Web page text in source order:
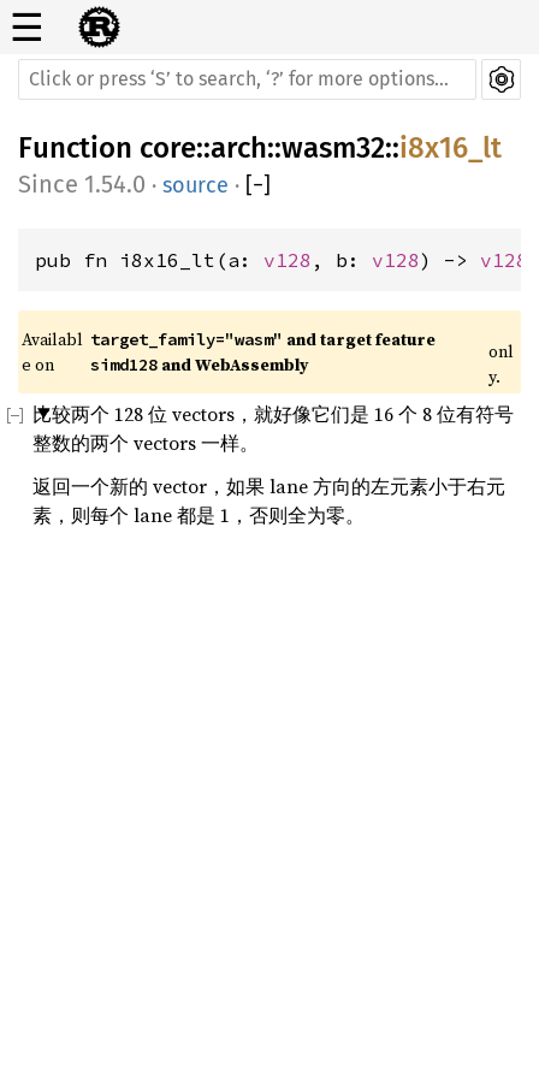
☰
Function core::arch::wasm32::i8x16_lt
1.54.0 · source · [−]
pub fn i8x16_lt(a: v128 , b: v128) -> v128
Availabl
e on
target_family="wasm" and target feature
simd128 and WebAssembly
onl
y.
比较两个 128 位 vectors，就好像它们是 16 个 8 位有符号
整数的两个 vectors 一样。
返回一个新的 vector，如果 lane 方向的左元素小于右元
素，则每个 lane 都是 1，否则全为零。